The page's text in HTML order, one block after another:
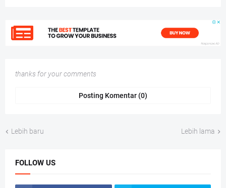
thanks for your comments
Posting Komentar (0)
Lebih baru Lebih lama
FOLLOW US